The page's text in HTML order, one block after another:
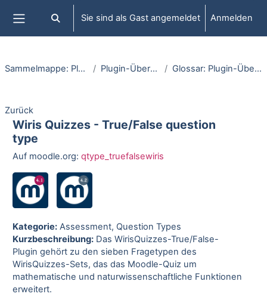
Website-Übersicht
Sucheingabe umschalten
Sie sind als Gast angemeldet Anmelden
Sammelmappe: Plugins Plugin-Übersicht Glossar: Plugin-Übersicht
Zurück
Wiris Quizzes - True/False question
type
Auf moodle.org: qtype_truefalsewiris
Kategorie:Assessment, Question Types
Kurzbeschreibung:Das WirisQuizzes-True/False-
Plugin gehört zu den sieben Fragetypen des
WirisQuizzes-Sets, das das Moodle-Quiz um
mathematische und naturwissenschaftliche Funktionen
erweitert.